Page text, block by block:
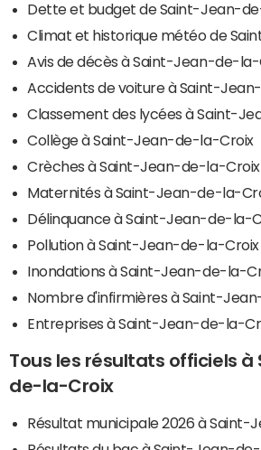
Dette et budget de Saint-Jean-
Climat et historique météo de
Avis de décès à Saint-Jean-de-la-
Accidents de voiture à Saint-
Classement des lycées à Saint-
Collège à Saint-Jean-de-la-Croix
Crèches à Saint-Jean-de-la-Croix
Maternités à Saint-Jean-de-la-
Délinquance à Saint-Jean-de-la-
Pollution à Saint-Jean-de-la-Croix
Inondations à Saint-Jean-de-la-
Nombre d'infirmières à Saint-
Entreprises à Saint-Jean-de-la-
Tous les résultats officiels
de-la-Croix
Résultat municipale 2026 à